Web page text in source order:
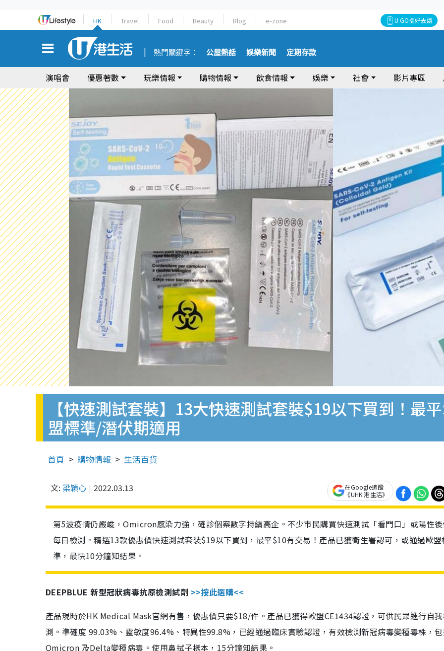
HK Travel Food Beauty Blog e-zone U GO搵好去處
熱門關鍵字： 公屋熱話 娛樂新聞 定期存款
演唱會 優惠著數 玩樂情報 購物情報 飲食情報 娛樂 社會 影片專區
【快速測試套裝】13大快速測試套裝$19以下買到！最
盟標準/潛伏期適用
首頁 購物情報 生活百貨
文: 梁穎心 2022.03.13
在Google追蹤
《UHK 港生活》
第5波疫情仍嚴峻，Omicron感染力強，確診個案數字持續高企。不少市民購買快速測試「看門口」或陽性
每日檢測。精選13款優惠價快速測試套裝$19以下買到，最平$10有交易！產品已獲衛生署認可，或通過歐盟
準，最快10分鐘知結果。
DEEPBLUE 新型冠狀病毒抗原檢測試劑 >>按此選購<<
產品現時於HK Medical Mask官網有售，優惠價只要$18/件。產品已獲得歐盟CE1434認證，可供民眾進行自
測。準確度 99.03%、靈敏度96.4%、特異性99.8%，已經通過臨床實驗認證，有效檢測新冠病毒變種毒株，
Omicron 及Delta變種病毒。使用鼻拭子樣本，15分鐘知結果。